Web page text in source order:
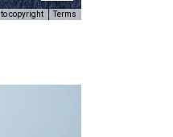
to copyright Terms